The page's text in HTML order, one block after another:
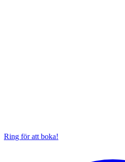
Ring för att boka!